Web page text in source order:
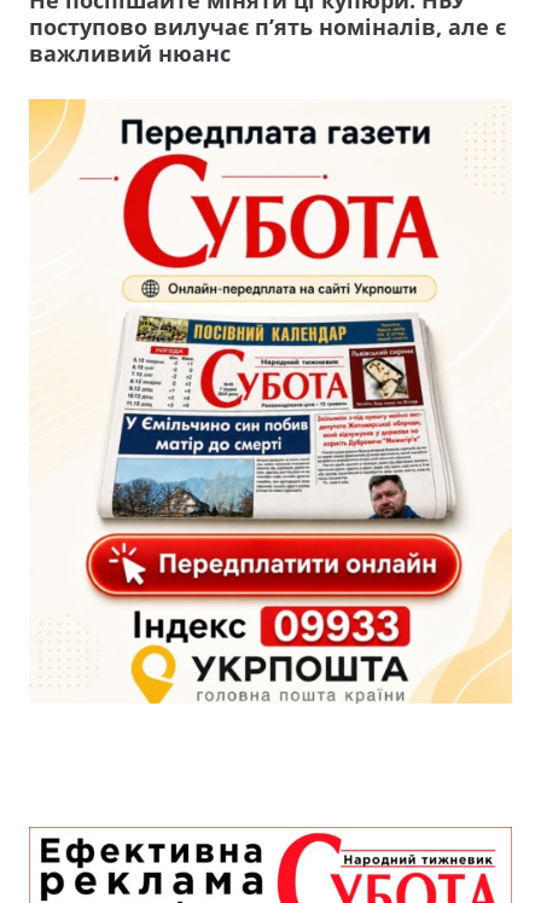
поступово вилучає п’ять номіналів, але є
важливий нюанс